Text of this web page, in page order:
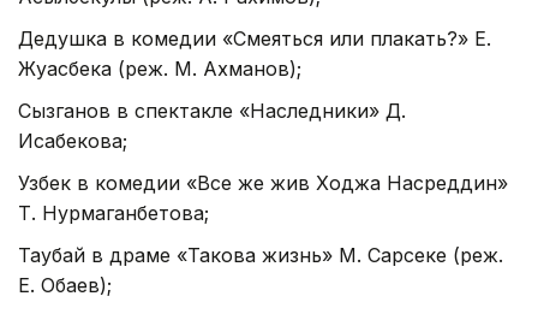
Дедушка в комедии «Смеяться или плакать?» Е.
Жуасбека (реж. М. Ахманов);
Сызганов в спектакле «Наследники» Д.
Исабекова;
Узбек в комедии «Все же жив Ходжа Насреддин»
Т. Нурмаганбетова;
Таубай в драме «Такова жизнь» М. Сарсеке (реж.
Е. Обаев);